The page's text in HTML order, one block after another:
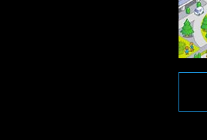
プ
へ